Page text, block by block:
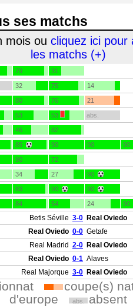
ses matchs
mois ou cliquez ici pour
les matchs (+)
79 31
32 75 14
80 76 21
53 53 abs.
46 82
85 90 90 90
90 72
34 27 90
83 90 90
84 54 24 90
Betis Séville 3-0 Real Oviedo
Real Oviedo 0-0 Getafe
Real Madrid 2-0 Real Oviedo
Real Oviedo 0-1 Alaves
Real Majorque 3-0 Real Oviedo
coupe(s)
d'europe
abs. absent